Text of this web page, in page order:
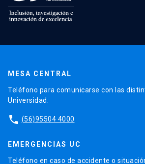
MESA CENTRAL
Teléfono para comunicarse con las
Universidad.
phone (56)95504 4000
EMERGENCIAS UC
Teléfono en caso de accidente o